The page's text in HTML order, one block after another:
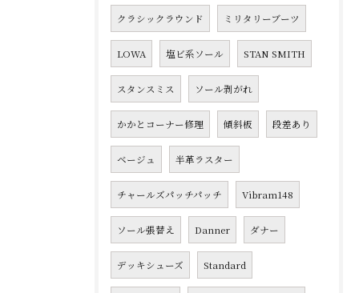
クラシックラウンド ミリタリーブーツ
LOWA 塩ビ系ソール STAN SMITH
スタンスミス ソール剥がれ
かかとコーナー修理 傾斜板 段差あり
ベージュ 半革ラスター
チャールズパッチパッチ Vibram148
ソール張替え Danner ダナー
デッキシューズ Standard